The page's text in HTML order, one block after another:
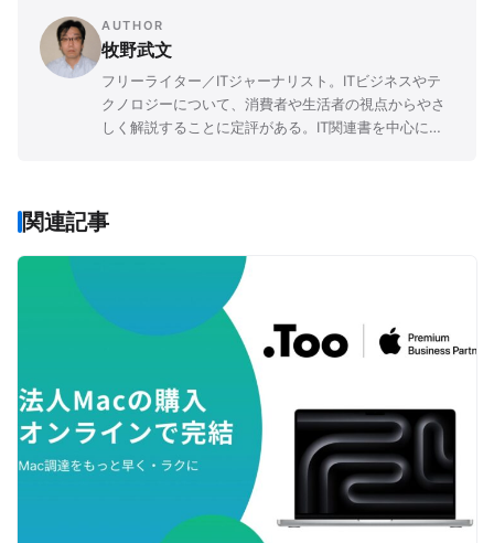
AUTHOR
牧野武文
フリーライター／ITジャーナリスト。ITビジネスやテ
クノロジーについて、消費者や生活者の視点からやさ
しく解説することに定評がある。IT関連書を中心に
関連記事